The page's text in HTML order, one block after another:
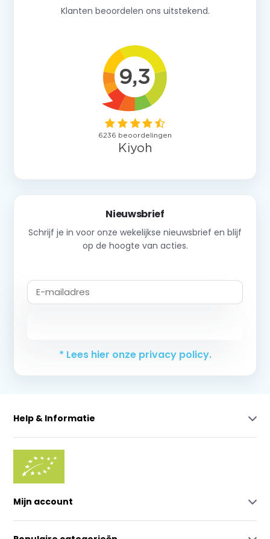
Klanten beoordelen ons uitstekend.
Nieuwsbrief
Schrijf je in voor onze wekelijkse nieuwsbrief en blijf
op de hoogte van acties.
* Lees hier onze privacy policy.
Help & Informatie
Mijn account